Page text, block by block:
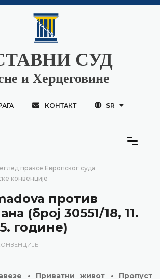
СУД
и Херцеговине
КОНТАКТ SR
праксе Европског суда
конвенције
против
(број 30551/18, 11.
године)
• Приватни живот • Пропуст